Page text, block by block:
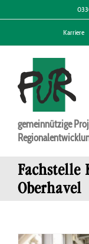
Inhalt
Karriere
gemeinnützige
Fachstelle
Oberhavel